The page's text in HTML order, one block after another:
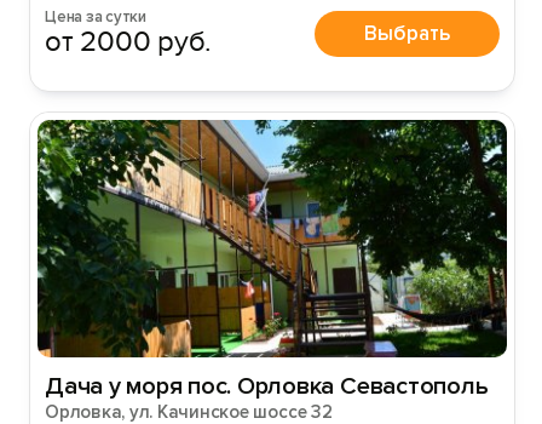
Цена за сутки
от 2000 руб. Выбрать
Дача у моря пос. Орловка Севастополь
Орловка, ул. Качинское шоссе 32